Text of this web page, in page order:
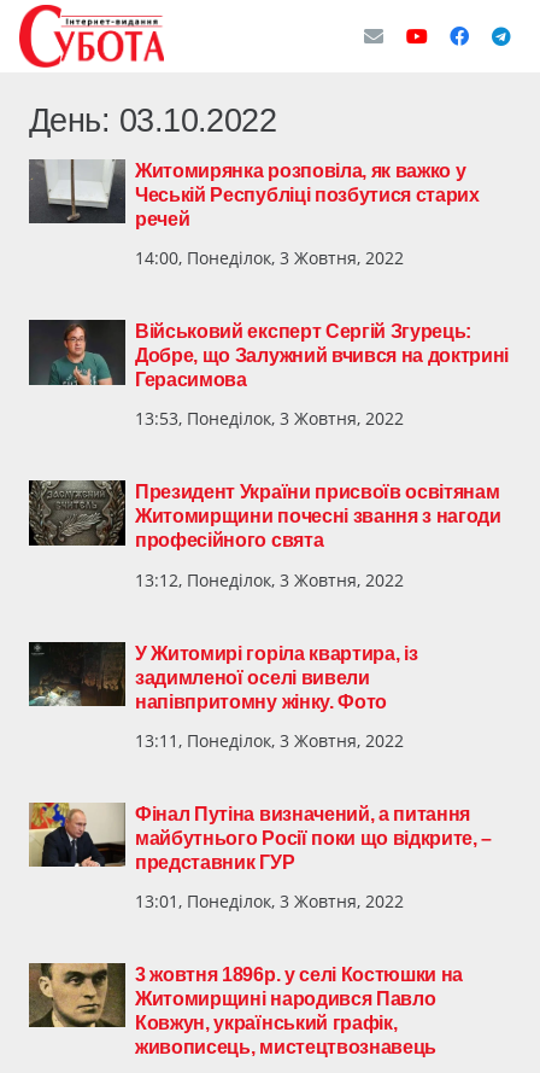
День: 03.10.2022
Житомирянка розповіла, як важко у
Чеській Республіці позбутися старих
речей
14:00, Понеділок, 3 Жовтня, 2022
Військовий експерт Сергій Згурець:
Добре, що Залужний вчився на доктрині
Герасимова
13:53, Понеділок, 3 Жовтня, 2022
Президент України присвоїв освітянам
Житомирщини почесні звання з нагоди
професійного свята
13:12, Понеділок, 3 Жовтня, 2022
У Житомирі горіла квартира, із
задимленої оселі вивели
напівпритомну жінку. Фото
13:11, Понеділок, 3 Жовтня, 2022
Фінал Путіна визначений, а питання
майбутнього Росії поки що відкрите, –
представник ГУР
13:01, Понеділок, 3 Жовтня, 2022
3 жовтня 1896р. у селі Костюшки на
Житомирщині народився Павло
Ковжун, український графік,
живописець, мистецтвознавець